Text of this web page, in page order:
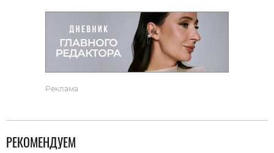
Реклама
РЕКОМЕНДУЕМ